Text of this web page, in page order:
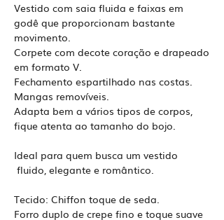
Vestido com saia fluida e faixas em
godê que proporcionam bastante
movimento.
Corpete com decote coração e drapeado
em formato V.
Fechamento espartilhado nas costas.
Mangas removíveis.
Adapta bem a vários tipos de corpos,
fique atenta ao tamanho do bojo.
Ideal para quem busca um vestido
fluido, elegante e romântico.
Tecido: Chiffon toque de seda.
Forro duplo de crepe fino e toque suave